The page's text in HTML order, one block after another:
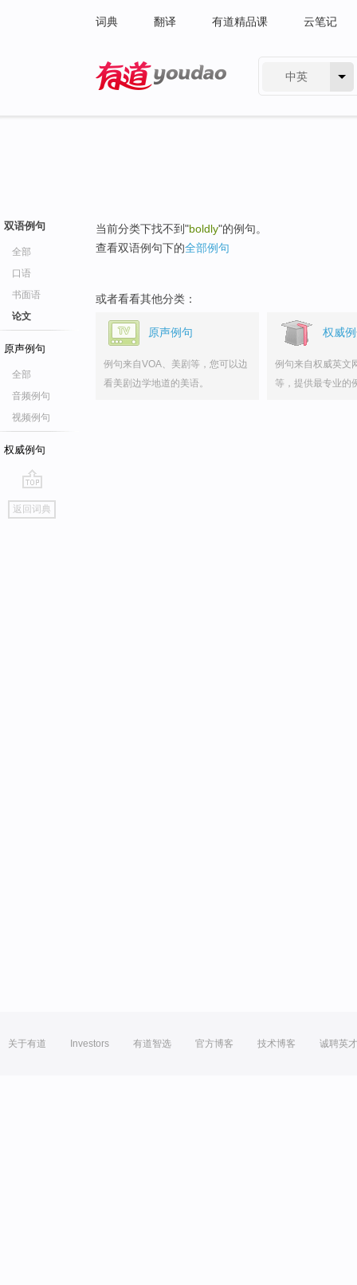
词典 翻译 有道精品课 云笔记
中英
双语例句
全部
口语
书面语
论文
原声例句
全部
音频例句
视频例句
权威例句
go
top
返回词典
当前分类下找不到"boldly"的例句。
查看双语例句下的全部例句
或者看看其他分类：
原声例句
例句来自VOA、美剧等，您可以边
看美剧边学地道的美语。
权威
例句来自权威英文
等，提供最专业的
关于有道 Investors 有道智选 官方博客 技术博客 诚聘英才